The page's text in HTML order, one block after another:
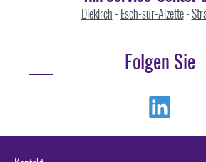
Diekirch- Esch-sur-Alzette-
Folgen Sie